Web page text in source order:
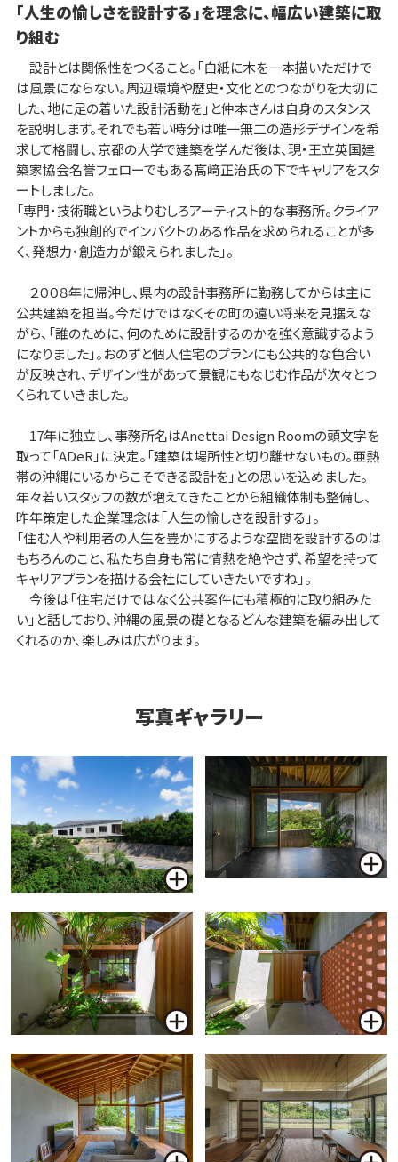
「人生の愉しさを設計する」を理念に、幅広い建築に取
り組む
設計とは関係性をつくること。「白紙に木を一本描いただけで
は風景にならない。周辺環境や歴史・文化とのつながりを大切に
した、地に足の着いた設計活動を」と仲本さんは自身のスタンス
を説明します。それでも若い時分は唯一無二の造形デザインを希
求して格闘し、京都の大学で建築を学んだ後は、現・王立英国建
築家協会名誉フェローでもある髙﨑正治氏の下でキャリアをスタ
ートしました。
「専門・技術職というよりむしろアーティスト的な事務所。クライア
ントからも独創的でインパクトのある作品を求められることが多
く、発想力・創造力が鍛えられました」。
２００８年に帰沖し、県内の設計事務所に勤務してからは主に
公共建築を担当。今だけではなくその町の遠い将来を見据えな
がら、「誰のために、何のために設計するのかを強く意識するよう
になりました」。おのずと個人住宅のプランにも公共的な色合い
が反映され、デザイン性があって景観にもなじむ作品が次々とつ
くられていきました。
17年に独立し、事務所名はAnettai Design Roomの頭文字を
取って「ADeR」に決定。「建築は場所性と切り離せないもの。亜熱
帯の沖縄にいるからこそできる設計を」との思いを込めました。
年々若いスタッフの数が増えてきたことから組織体制も整備し、
昨年策定した企業理念は「人生の愉しさを設計する」。
「住む人や利用者の人生を豊かにするような空間を設計するのは
もちろんのこと、私たち自身も常に情熱を絶やさず、希望を持って
キャリアプランを描ける会社にしていきたいですね」。
今後は「住宅だけではなく公共案件にも積極的に取り組みた
い」と話しており、沖縄の風景の礎となるどんな建築を編み出して
くれるのか、楽しみは広がります。
写真ギャラリー